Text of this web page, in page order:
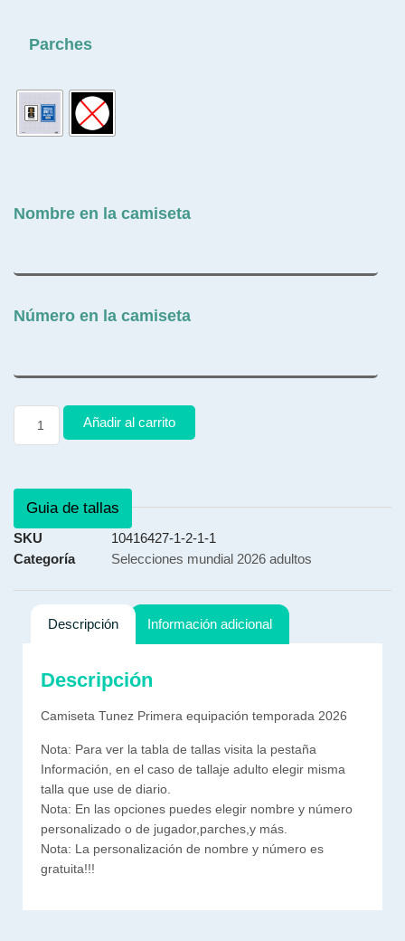
Parches
Nombre en la camiseta
Número en la camiseta
Añadir al carrito
Guia de tallas
SKU
10416427-1-2-1-1
Categoría
Selecciones mundial 2026 adultos
Descripción Información adicional
Descripción
Camiseta Tunez Primera equipación temporada 2026
Nota: Para ver la tabla de tallas visita la pestaña
Información, en el caso de tallaje adulto elegir misma
talla que use de diario.
Nota: En las opciones puedes elegir nombre y número
personalizado o de jugador,parches,y más.
Nota: La personalización de nombre y número es
gratuita!!!